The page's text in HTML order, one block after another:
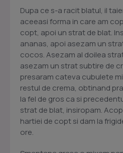
Dupa ce s-a racit blatul, il
aceeasi forma in care am
copt, apoi un strat de blat.
ananas, apoi asezam un
cocos. Asezam al doilea
asezam un strat subtire de
presaram cateva cubulete
restul de crema, obtinand
la fel de gros ca si
strat de blat, insiropam.
hartiei de copt si dam la
ore.